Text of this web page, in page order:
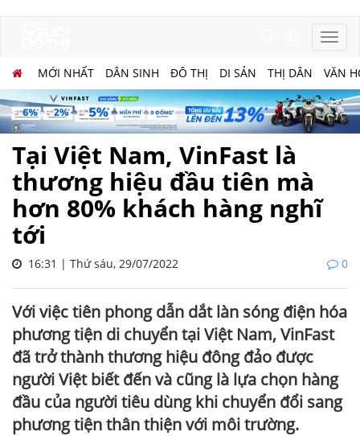
MỚI NHẤT DÂN SINH ĐÔ THỊ DI SẢN THỊ DÂN VĂN
Tại Việt Nam, VinFast là
thương hiệu đầu tiên mà
hơn 80% khách hàng nghĩ
tới
16:31 | Thứ sáu, 29/07/2022 0
Với việc tiên phong dẫn dắt làn sóng điện hóa
phương tiện di chuyển tại Việt Nam, VinFast
đã trở thành thương hiệu đông đảo được
người Việt biết đến và cũng là lựa chọn hàng
đầu của người tiêu dùng khi chuyển đổi sang
phương tiện thân thiện với môi trường.